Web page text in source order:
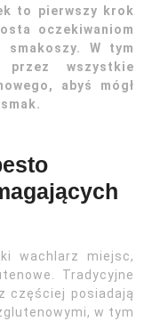
to pierwszy krok
oczekiwaniom
smakoszy. W tym
przez wszystkie
abyś mógł
wachlarz miejsc,
Tradycyjne
częściej posiadają
w tym